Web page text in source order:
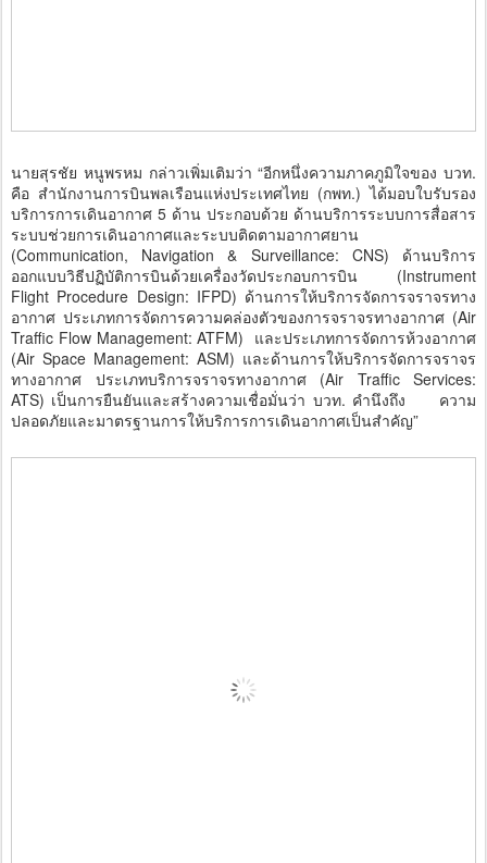
นายสุรชัย หนูพรหม กล่าวเพิ่มเติมว่า “อีกหนึ่งความภาคภูมิใจของ บวท.
คือ สำนักงานการบินพลเรือนแห่งประเทศไทย (กพท.) ได้มอบใบรับรอง
บริการการเดินอากาศ 5 ด้าน ประกอบด้วย ด้านบริการระบบการสื่อสาร
ระบบช่วยการเดินอากาศและระบบติดตามอากาศยาน
(Communication, Navigation & Surveillance: CNS) ด้านบริการ
ออกแบบวิธีปฏิบัติการบินด้วยเครื่องวัดประกอบการบิน (Instrument
Flight Procedure Design: IFPD) ด้านการให้บริการจัดการจราจรทาง
อากาศ ประเภทการจัดการความคล่องตัวของการจราจรทางอากาศ (Air
Traffic Flow Management: ATFM) และประเภทการจัดการห้วงอากาศ
(Air Space Management: ASM) และด้านการให้บริการจัดการจราจร
ทางอากาศ ประเภทบริการจราจรทางอากาศ (Air Traffic Services:
ATS) เป็นการยืนยันและสร้างความเชื่อมั่นว่า บวท. คำนึงถึง ความ
ปลอดภัยและมาตรฐานการให้บริการการเดินอากาศเป็นสำคัญ”